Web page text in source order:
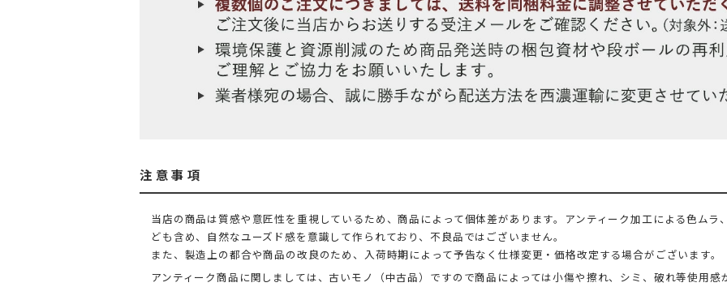
注意事項
当店の商品は質感や意匠性を重視しているため、商品によって個体差があります。アンティーク加工による色ム
ども含め、自然なユーズド感を意識して作られており、不良品ではございません。
また、製造上の都合や商品の改良のため、入荷時期によって予告なく仕様変更・価格改定する場合がございます。
アンティーク商品に関しましては、古いモノ（中古品）ですので商品によっては小傷や擦れ、シミ、破れ等使用感